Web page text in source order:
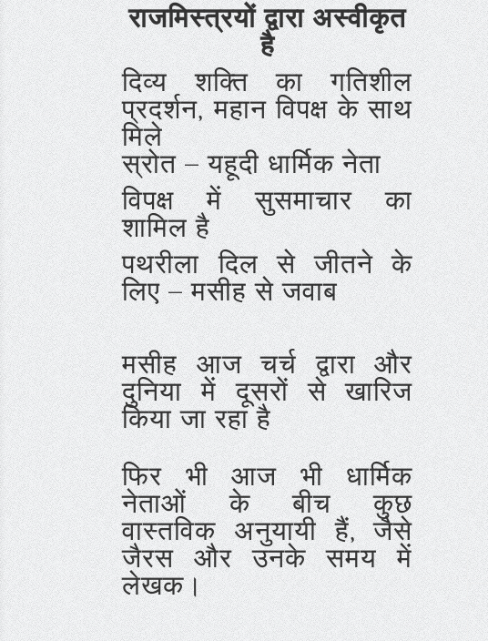
राजमिस्त्रयों द्वाराअस्वीकृत
है
दिव्य शक्ति का गतिशील
प्रदर्शन, महान विपक्ष के साथ
मिले
स्रोत – यहूदी धार्मिक नेता
विपक्ष में सुसमाचार का
शामिल है
पथरीला दिल से जीतने के
लिए – मसीह से जवाब
मसीह आज चर्च द्वारा और
दुनिया में दूसरों से खारिज
किया जा रहा है
फिर भी आज भी धार्मिक
नेताओं के बीच कुछ
वास्तविक अनुयायी हैं, जैसे
जैरस और उनके समय में
लेखक।